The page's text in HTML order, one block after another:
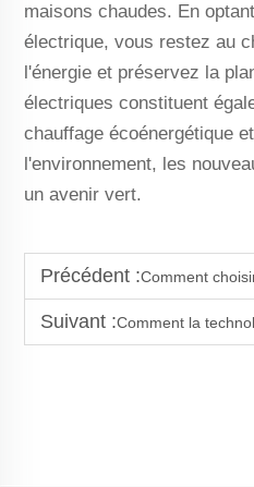
maisons chaudes. En
électrique, vous restez au
l'énergie et préservez la
électriques constituent
chauffage écoénergétique
l'environnement, les
un avenir vert.
Précédent :Comment choisir la
Suivant :Comment la technologie